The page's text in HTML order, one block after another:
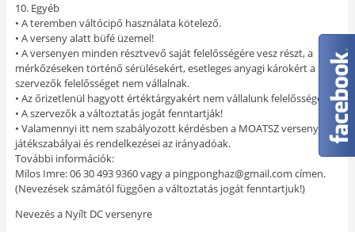
10. Egyéb
• A teremben váltócipő használata kötelező.
• A verseny alatt büfé üzemel!
• A versenyen minden résztvevő saját felelősségére vesz részt, a
mérkőzéseken történő sérülésekért, esetleges anyagi károkért a
szervezők felelősséget nem vállalnak.
• Az őrizetlenül hagyott értéktárgyakért nem vállalunk felelősséget.
• A szervezők a változtatás jogát fenntartják!
• Valamennyi itt nem szabályozott kérdésben a MOATSZ verseny és
játékszabályai és rendelkezései az irányadóak.
További információk:
Milos Imre: 06 30 493 9360 vagy a pingponghaz@gmail.com címen.
(Nevezések számától függően a változtatás jogát fenntartjuk!)
Nevezés a Nyílt DC versenyre